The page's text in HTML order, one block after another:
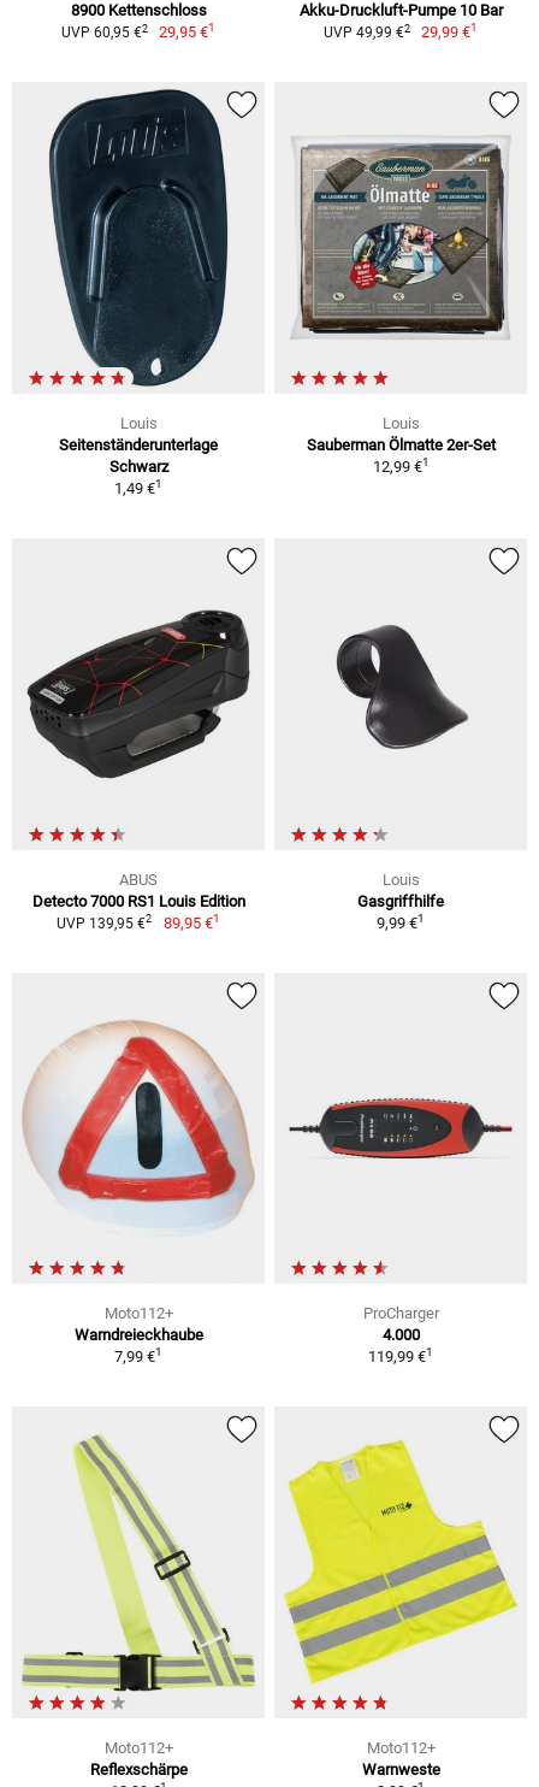
8900 Kettenschloss
UVP 60,95 €2 29,95 €1
Akku-Druckluft-Pumpe 10 Bar
UVP 49,99 €2 29,99 €1
Louis
Seitenständerunterlage
Schwarz
1,49 €1
Louis
Sauberman Ölmatte 2er-Set
12,99 €1
ABUS
Detecto 7000 RS1 Louis Edition
UVP 139,95 €2 89,95 €1
Louis
Gasgriffhilfe
9,99 €1
Moto112+
Warndreieckhaube
7,99 €1
ProCharger
4.000
119,99 €1
Moto112+
Reflexschärpe
Moto112+
Warnweste